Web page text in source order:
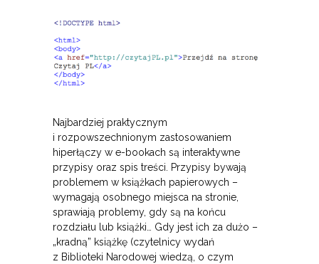
Najbardziej praktycznym
i rozpowszechnionym zastosowaniem
hiperłączy w e-bookach są interaktywne
przypisy oraz spis treści. Przypisy bywają
problemem w książkach papierowych –
wymagają osobnego miejsca na stronie,
sprawiają problemy, gdy są na końcu
rozdziału lub książki… Gdy jest ich za dużo –
„kradną” książkę (czytelnicy wydań
z Biblioteki Narodowej wiedzą, o czym